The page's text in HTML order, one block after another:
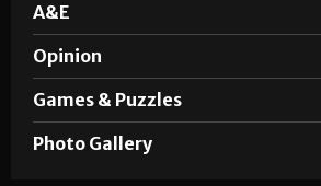
A&E
Opinion
Games & Puzzles
Photo Gallery